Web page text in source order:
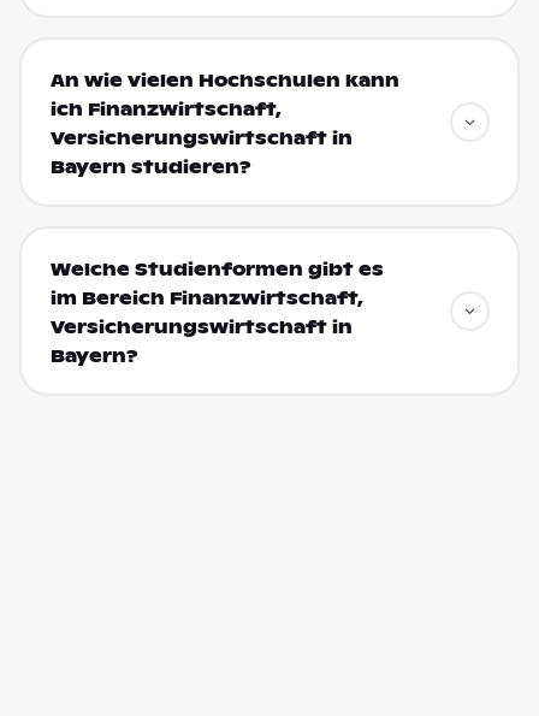
An wie vielen Hochschulen kann
ich Finanzwirtschaft,
Versicherungswirtschaft in
Bayern studieren?
Welche Studienformen gibt es
im Bereich Finanzwirtschaft,
Versicherungswirtschaft in
Bayern?